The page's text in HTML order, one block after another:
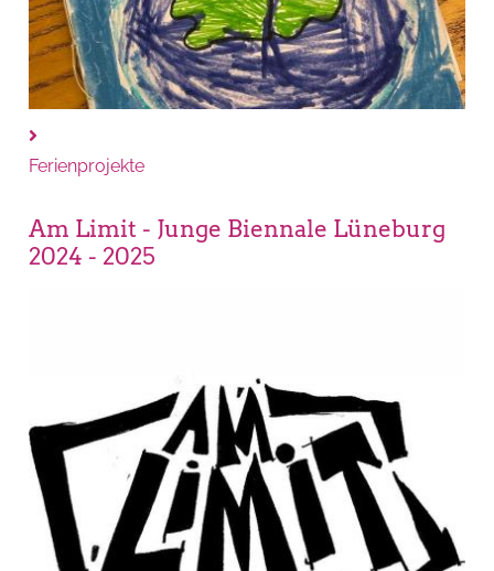
Ferienprojekte
Am Limit - Junge Biennale Lüneburg
2024 - 2025